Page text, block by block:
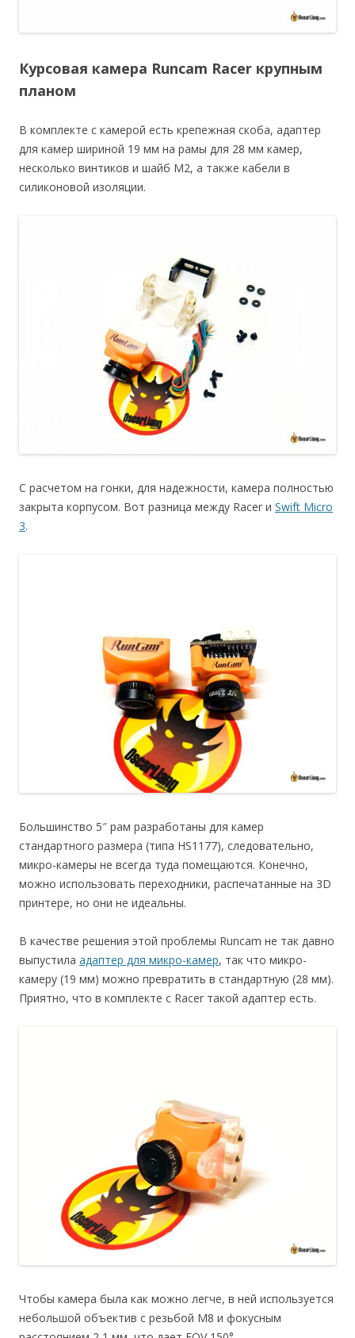
Курсовая камера Runcam Racer крупным
планом
В комплекте с камерой есть крепежная скоба, адаптер
для камер шириной 19 мм на рамы для 28 мм камер,
несколько винтиков и шайб M2, а также кабели в
силиконовой изоляции.
С расчетом на гонки, для надежности, камера полностью
закрыта корпусом. Вот разница между Racer и Swift Micro
3.
Большинство 5″ рам разработаны для камер
стандартного размера (типа HS1177), следовательно,
микро-камеры не всегда туда помещаются. Конечно,
можно использовать переходники, распечатанные на 3D
принтере, но они не идеальны.
В качестве решения этой проблемы Runcam не так давно
выпустила адаптер для микро-камер, так что микро-
камеру (19 мм) можно превратить в стандартную (28 мм).
Приятно, что в комплекте с Racer такой адаптер есть.
Чтобы камера была как можно легче, в ней используется
небольшой объектив с резьбой M8 и фокусным